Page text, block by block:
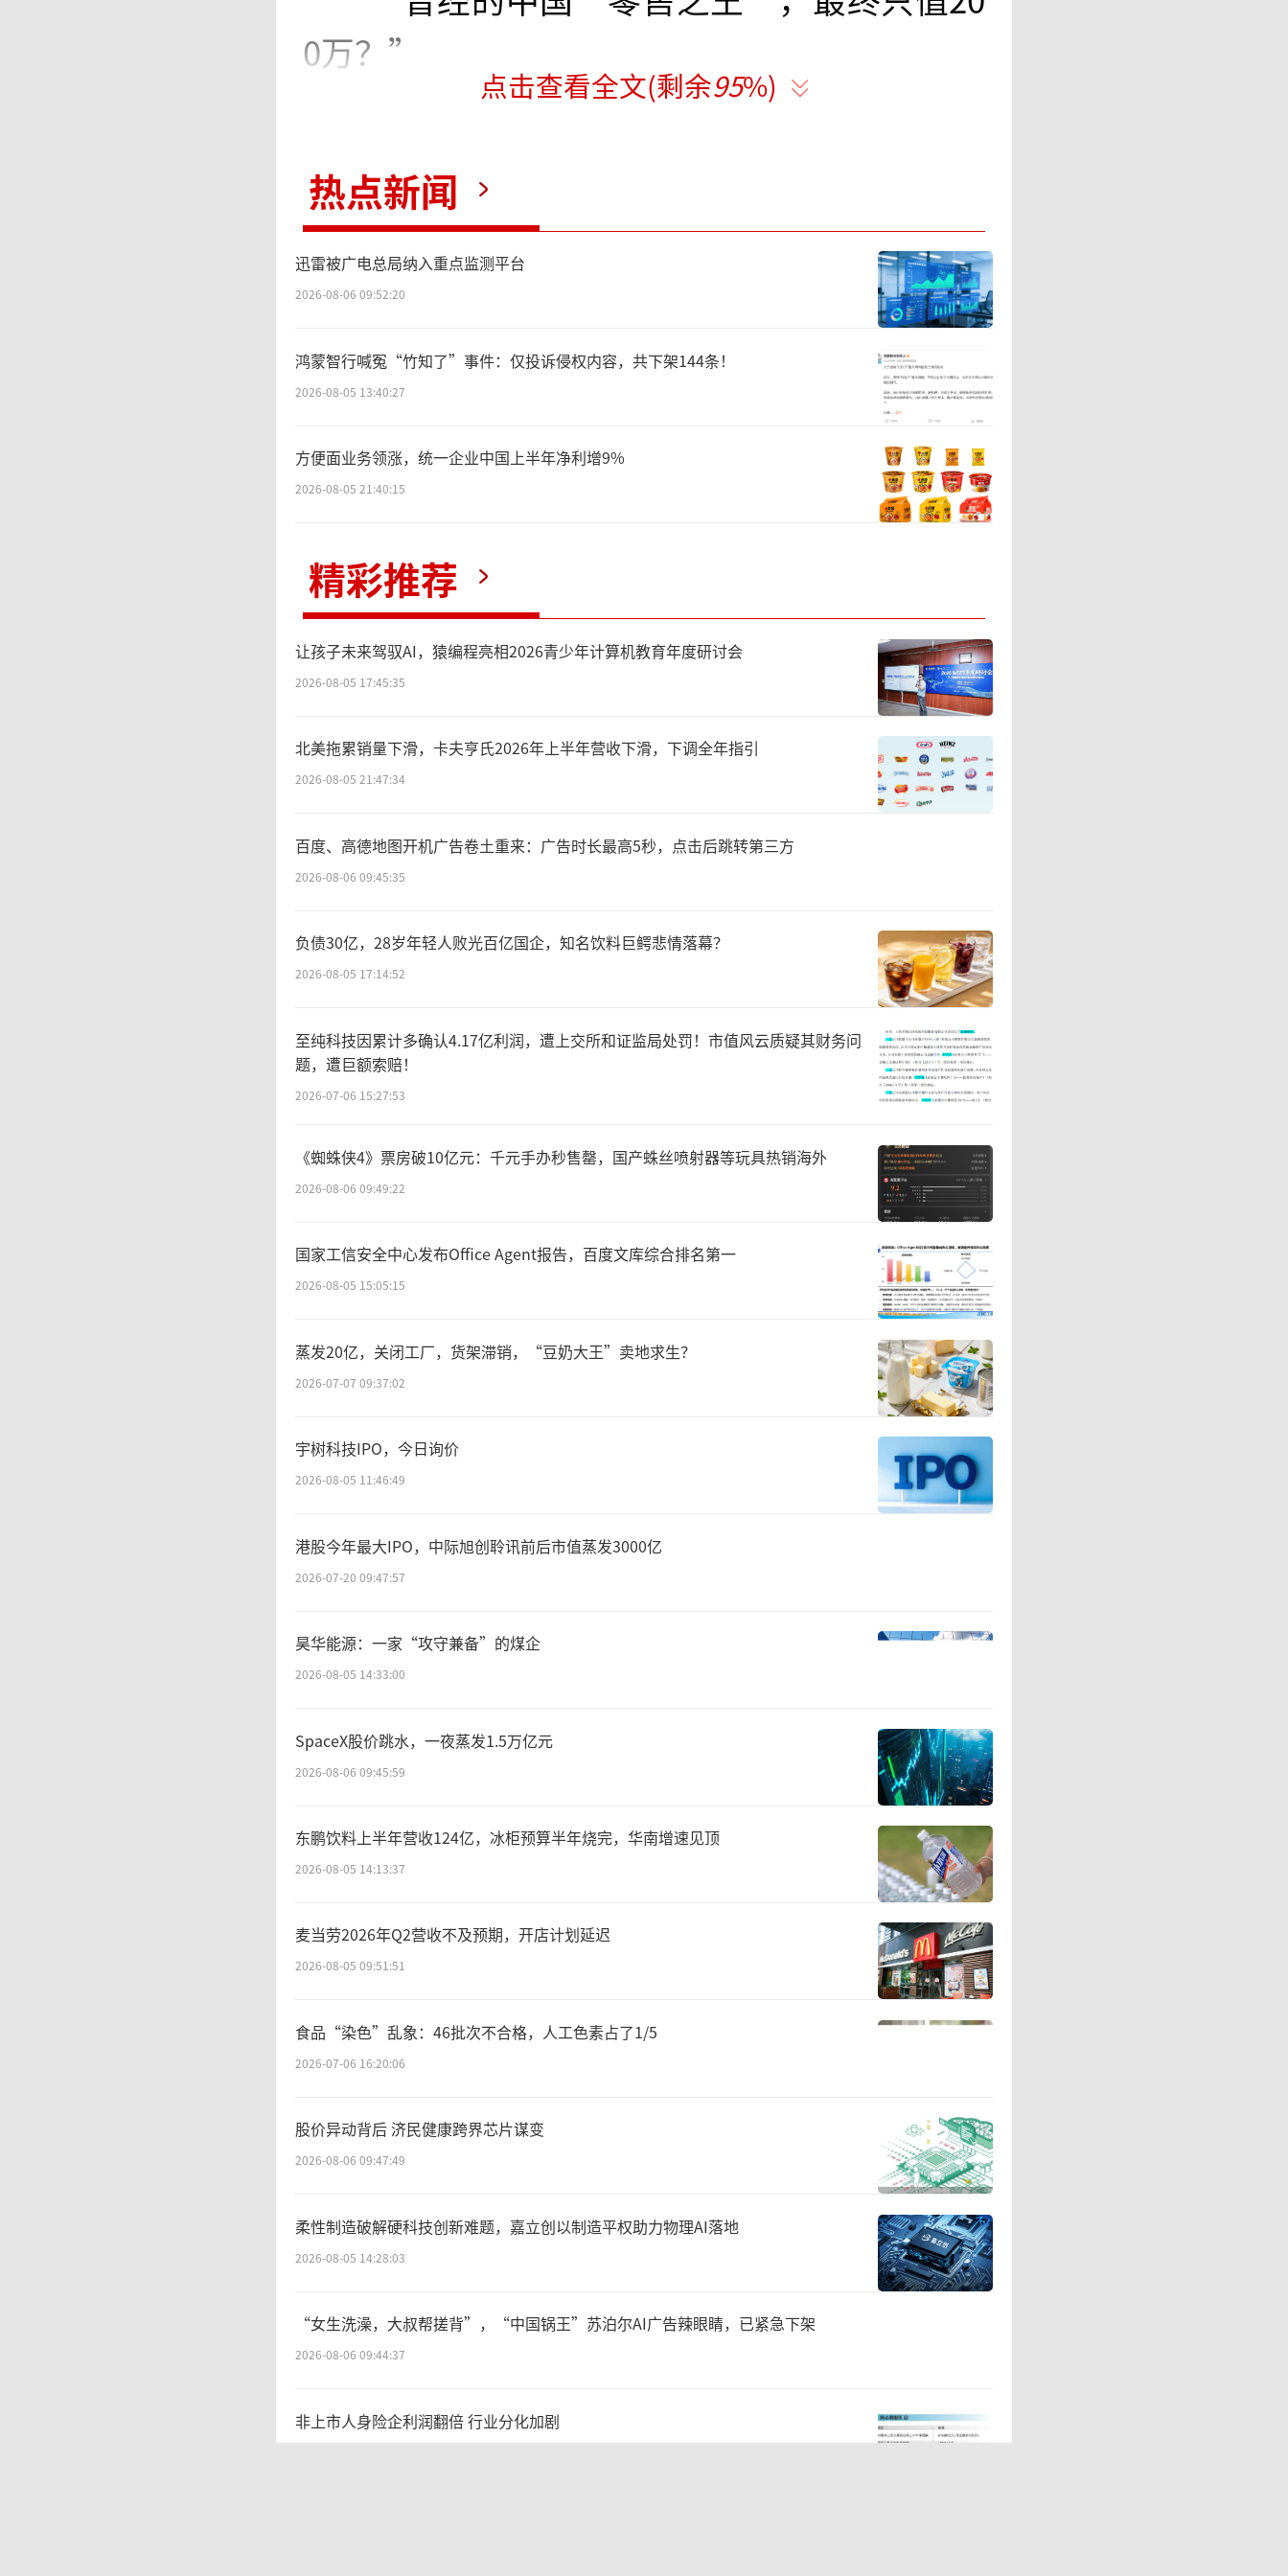
0万？”
购，下称“苏宁易购”）把客优仕（中国）控
股有限公司（原“家乐福中国”，下称“客优
仕中国”）卖了。“接盘”的是HK EXPRESS
WORLD INTERNATIONAL LIMITED（香港快行
天下国际有限公司，下称“香港快行天
下”）。后者以200万元人民币的价格，成为
了客优仕中国的唯一股东。
而从家乐福中国，到客优仕中国，不仅仅
是名字的改变，也是外资零售在中国市场三十
年的变迁。作为中国零售的“启蒙老师”，家
乐福中国自己恐怕也没有想到，自己被时
代“淘汰”了。
输给时代的“开创者”
家乐福，可以称得上当代中国人最有印象
1995年，法国零售巨头家乐福正式进入中
国，在北京开出第一家店，作为“大型综合超
市”开创者，家乐福的“一站式购物”模式也
揭开了中国零售的全新篇章。凭借宽阔的卖
场、上万种商品、进口食品、免费停车场，家
庭周末消费场景……成为无数国内消费者的全
十年之后的2006年，家乐福在中国的门店
数量突破100家，成为门店数量最多的外资超
超过320家，覆盖全国22个省份，几乎所有省
当年，供应商要想把商品摆上家乐福的货
架，必须先掏钱。进店费、合同返利、年节
费、合同续签费、新店开张费、条码费、促销
员管理费等，并且还要在经营中承担税费、配
送费、仓储费、促销折让费、堆头费、海报
费、促销员、业务员、理货员等等这些费用。
大笔，如果产品不好卖，被锁码撤柜以后，要
想再开，还得交钱；即便是产品卖出去了，那
也得等着家乐福空了才来给你结算，也就是所
谓的“账期”。
理办法》第二十四条规定，销售者不得以商品
点击查看全文(剩余95%)
热点新闻
迅雷被广电总局纳入重点监测平台
2026-08-06 09:52:20
鸿蒙智行喊冤“竹知了”事件：仅投诉侵权内容，共下架144条！
2026-08-05 13:40:27
方便面业务领涨，统一企业中国上半年净利增9%
2026-08-05 21:40:15
精彩推荐
让孩子未来驾驭AI，猿编程亮相2026青少年计算机教育年度研讨会
2026-08-05 17:45:35
北美拖累销量下滑，卡夫亨氏2026年上半年营收下滑，下调全年指引
2026-08-05 21:47:34
百度、高德地图开机广告卷土重来：广告时长最高5秒，点击后跳转第三方
2026-08-06 09:45:35
负债30亿，28岁年轻人败光百亿国企，知名饮料巨鳄悲情落幕？
2026-08-05 17:14:52
至纯科技因累计多确认4.17亿利润，遭上交所和证监局处罚！市值风云质疑其财务问
题，遭巨额索赔！
2026-07-06 15:27:53
《蜘蛛侠4》票房破10亿元：千元手办秒售罄，国产蛛丝喷射器等玩具热销海外
2026-08-06 09:49:22
国家工信安全中心发布Office Agent报告，百度文库综合排名第一
2026-08-05 15:05:15
蒸发20亿，关闭工厂，货架滞销，“豆奶大王”卖地求生？
2026-07-07 09:37:02
宇树科技IPO，今日询价
2026-08-05 11:46:49
港股今年最大IPO，中际旭创聆讯前后市值蒸发3000亿
2026-07-20 09:47:57
昊华能源：一家“攻守兼备”的煤企
2026-08-05 14:33:00
SpaceX股价跳水，一夜蒸发1.5万亿元
2026-08-06 09:45:59
东鹏饮料上半年营收124亿，冰柜预算半年烧完，华南增速见顶
2026-08-05 14:13:37
麦当劳2026年Q2营收不及预期，开店计划延迟
2026-08-05 09:51:51
食品“染色”乱象：46批次不合格，人工色素占了1/5
2026-07-06 16:20:06
股价异动背后 济民健康跨界芯片谋变
2026-08-06 09:47:49
柔性制造破解硬科技创新难题，嘉立创以制造平权助力物理AI落地
2026-08-05 14:28:03
“女生洗澡，大叔帮搓背”，“中国锅王”苏泊尔AI广告辣眼睛，已紧急下架
2026-08-06 09:44:37
非上市人身险企利润翻倍 行业分化加剧